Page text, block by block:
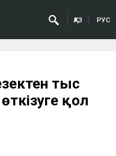
ҚАЗ РУС
тыс
қол